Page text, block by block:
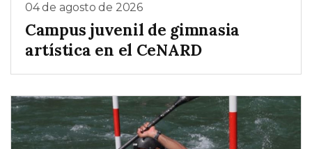
04 de agosto de 2026
Campus juvenil de gimnasia
artística en el CeNARD